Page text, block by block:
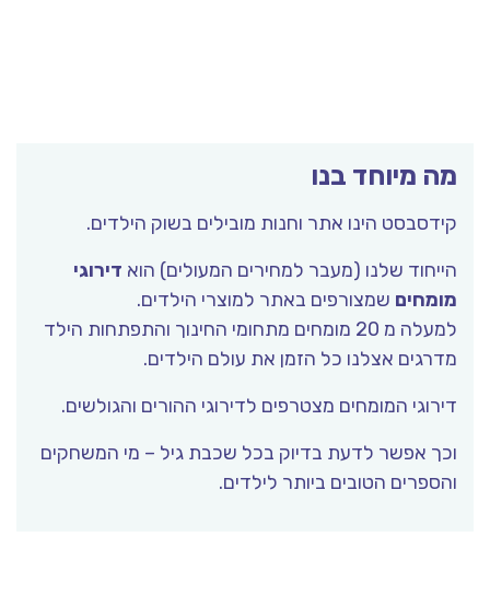
מה מיוחד בנו
קידסבסט הינו אתר וחנות מובילים בשוק הילדים.
הייחוד שלנו (מעבר למחירים המעולים) הוא דירוגי
מומחים שמצורפים באתר למוצרי הילדים.
למעלה מ 20 מומחים מתחומי החינוך והתפתחות הילד
מדרגים אצלנו כל הזמן את עולם הילדים.
דירוגי המומחים מצטרפים לדירוגי ההורים והגולשים.
וכך אפשר לדעת בדיוק בכל שכבת גיל – מי המשחקים
והספרים הטובים ביותר לילדים.